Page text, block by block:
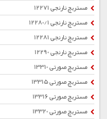
مستربچ نارنجی 12271
مستربچ نارنجی 12280/1
مستربچ نارنجی 12281
مستربچ نارنجی 12290
مستربچ صورتی 13310
مستربچ صورتی 13315
مستربچ صورتی 13316
مستربچ صورتی 13320